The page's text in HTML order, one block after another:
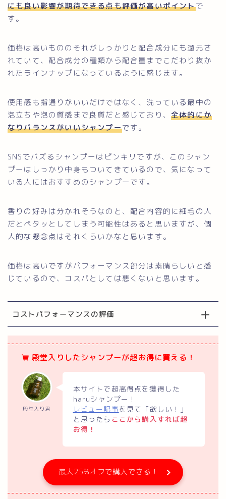
にも良い影響が期待できる点も評価が高いポイントで
す。
価格は高いもののそれがしっかりと配合成分にも還元さ
れていて、配合成分の種類から配合量までこだわり抜か
れたラインナップになっているように感じます。
使用感も指通りがいいだけではなく、洗っている最中の
泡立ちや泡の質感まで良質だと感じており、 全体的にか
なりバランスがいいシャンプーです。
SNSでバズるシャンプーはピンキリですが、このシャン
プーはしっかり中身もついてきているので、気になって
いる人にはおすすめのシャンプーです。
香りの好みは分かれそうなのと、配合内容的に細毛の人
だとペタッとしてしまう可能性はあると思いますが、個
人的な懸念点はそれくらいかなと思います。
価格は高いですがパフォーマンス部分は素晴らしいと感
じているので、コスパとしては悪くないと思います。
コストパフォーマンスの評価
殿堂入りしたシャンプーが超お得に買える！
殿堂入り君
本サイトで超高得点を獲得した
haruシャンプー！
レビュー記事を見て「欲しい！」
と思ったら ここから購入すれば超
お得！
最大25%オフで購入できる！